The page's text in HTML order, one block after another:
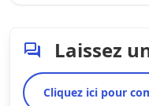
Laissez
Cliquez ici pour